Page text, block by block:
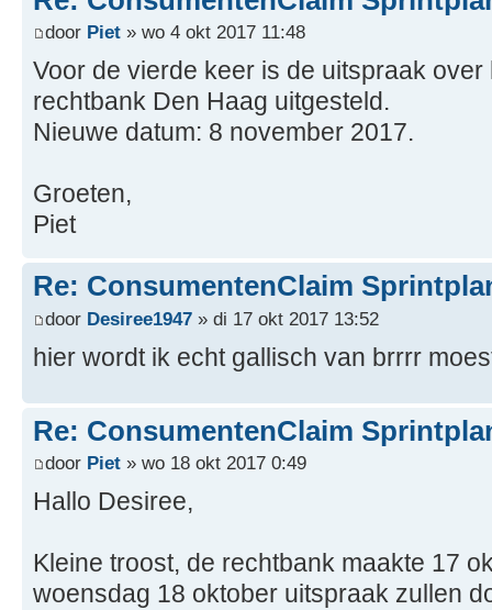
door Piet » wo 4 okt 2017 11:48
Voor de vierde keer is de uitspraak
rechtbank Den Haag uitgesteld.
Nieuwe datum: 8 november 2017.
Groeten,
Piet
Re: ConsumentenClaim
door Desiree1947 » di 17 okt 2017 13:52
hier wordt ik echt gallisch van brrrr
Re: ConsumentenClaim
door Piet » wo 18 okt 2017 0:49
Hallo Desiree,
Kleine troost, de rechtbank maakte 17
woensdag 18 oktober uitspraak zullen